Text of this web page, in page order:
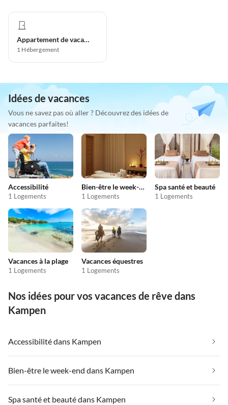
Appartement de vacances
1 Hébergement
Idées de vacances
Vous ne savez pas où aller ? Découvrez des idées de
vacances parfaites!
Accessibilité
1 Logements
Bien-être le week-end
1 Logements
Spa santé et beauté
1 Logements
Vacances à la plage
1 Logements
Vacances équestres
1 Logements
Nos idées pour vos vacances de rêve dans
Kampen
Accessibilité dans Kampen
Bien-être le week-end dans Kampen
Spa santé et beauté dans Kampen